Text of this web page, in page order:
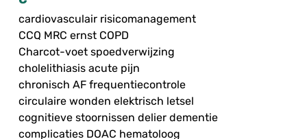
cardiovasculair risicomanagement
CCQ MRC ernst COPD
Charcot-voet spoedverwijzing
cholelithiasis acute pijn
chronisch AF frequentiecontrole
circulaire wonden elektrisch letsel
cognitieve stoornissen delier dementie
complicaties DOAC hematoloog